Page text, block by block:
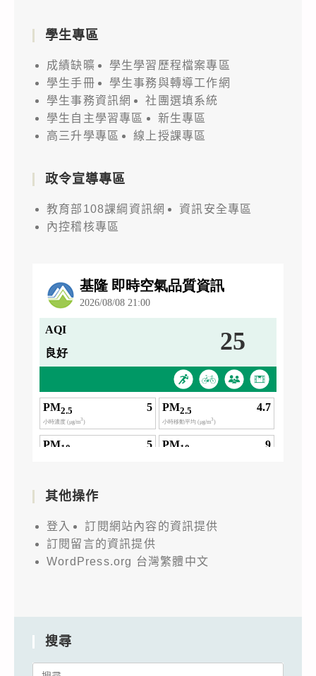
學生專區
成績缺曠
學生學習歷程檔案專區
學生手冊
學生事務與轉導工作網
學生事務資訊網
社團選填系統
學生自主學習專區
新生專區
高三升學專區
線上授課專區
政令宣導專區
教育部108課綱資訊網
資訊安全專區
內控稽核專區
其他操作
登入
訂閱網站內容的資訊提供
訂閱留言的資訊提供
WordPress.org 台灣繁體中文
搜尋
Search